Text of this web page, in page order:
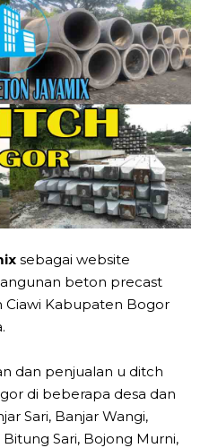
sebagai website
beton precast
Ciawi Kabupaten Bogor
dan penjualan u ditch
di beberapa desa dan
Sari, Banjar Wangi,
Sari, Bojong Murni,